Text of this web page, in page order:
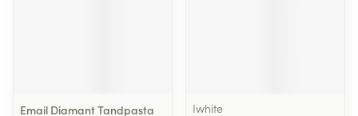
Email Diamant Tandpasta
Iwhite